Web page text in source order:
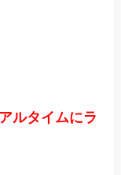
ルタイムにラ